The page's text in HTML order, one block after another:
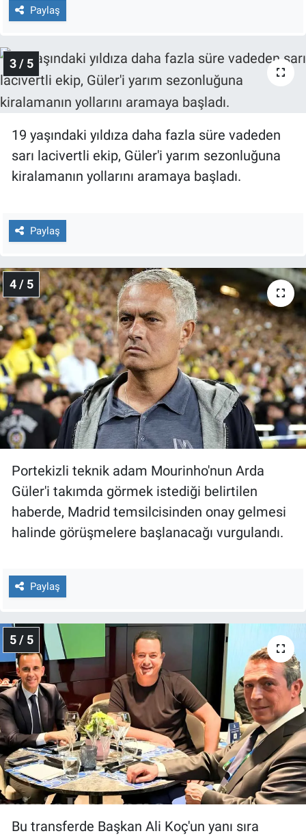
Paylaş
3 / 5
19 yaşındaki yıldıza daha fazla süre vadeden
sarı lacivertli ekip, Güler'i yarım sezonluğuna
kiralamanın yollarını aramaya başladı.
Paylaş
4 / 5
Portekizli teknik adam Mourinho'nun Arda
Güler'i takımda görmek istediği belirtilen
haberde, Madrid temsilcisinden onay gelmesi
halinde görüşmelere başlanacağı vurgulandı.
Paylaş
5 / 5
Bu transferde Başkan Ali Koç'un yanı sıra